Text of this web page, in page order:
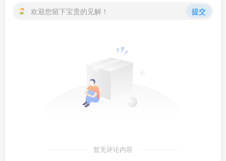
欢迎您留下宝贵的见解！ 提交
暂无评论内容